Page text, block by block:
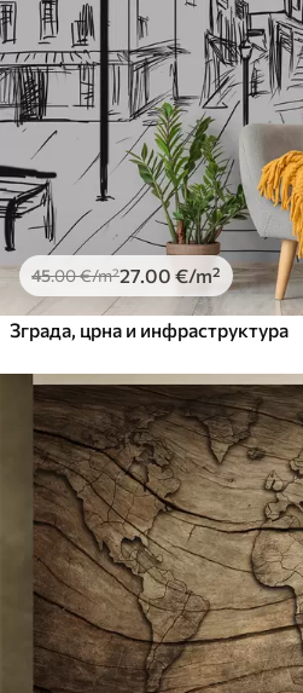
45.00€/m²27.00 €/m²
Зграда, црна и инфраструктура